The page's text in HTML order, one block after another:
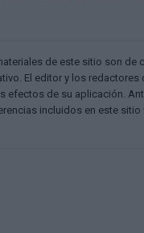
de este sitio son de
El editor y los redactores
efectos de su aplicación.
incluidos en este